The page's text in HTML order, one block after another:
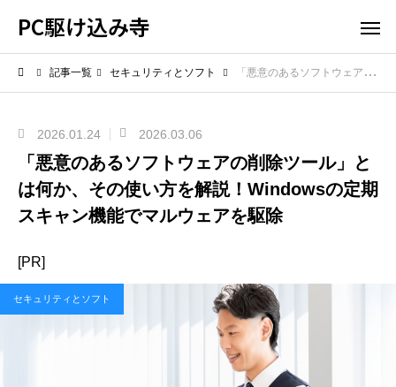
PC駆け込み寺
記事一覧 セキュリティとソフト 「悪意のあるソフトウェアの削除ツール」とは何か、その使い方を解説！Windowsの定期スキャン機能でマルウェアを駆除
2026.01.24 2026.03.06
「悪意のあるソフトウェアの削除ツール」と
は何か、その使い方を解説！Windowsの定期
スキャン機能でマルウェアを駆除
[PR]
セキュリティとソフト